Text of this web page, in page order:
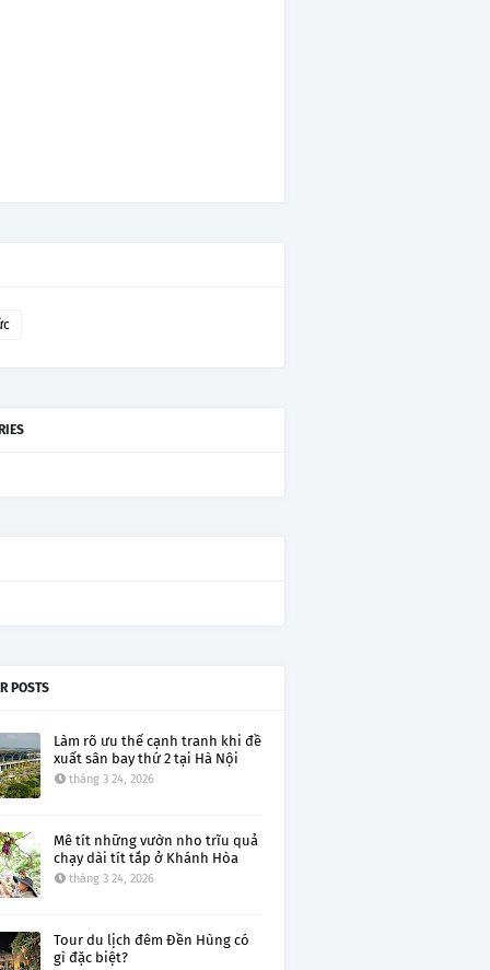
POSTS
Làm rõ ưu thế cạnh tranh khi đề
xuất sân bay thứ 2 tại Hà Nội
tháng 3 24, 2026
Mê tít những vườn nho trĩu quả
chạy dài tít tắp ở Khánh Hòa
tháng 3 24, 2026
Tour du lịch đêm Đền Hùng có
gì đặc biệt?